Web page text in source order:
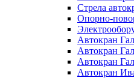
Стрела
Опорно-
Автокран
Автокран
Автокран
Автокран